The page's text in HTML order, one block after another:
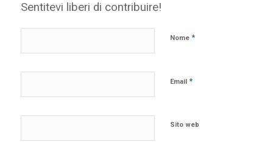
Sentitevi liberi di contribuire!
Nome *
Email *
Sito web